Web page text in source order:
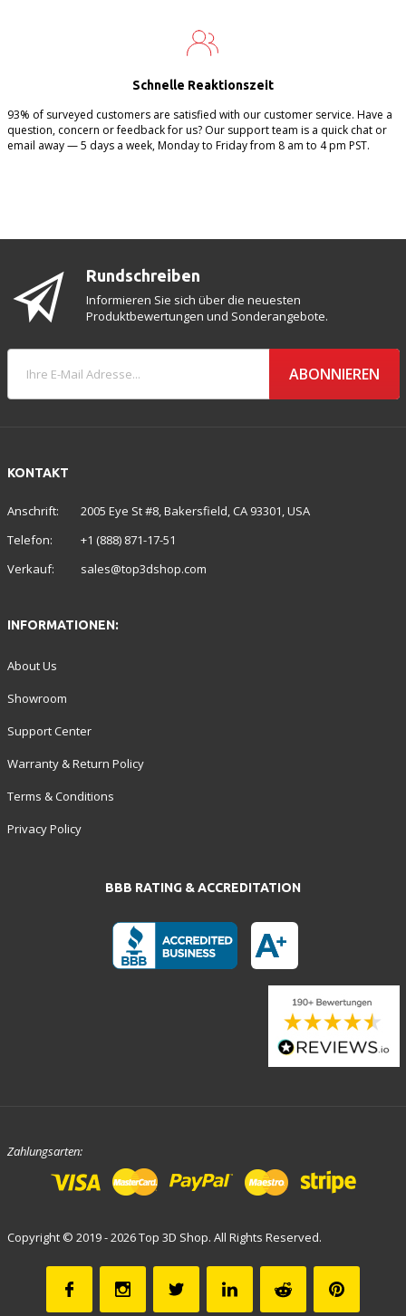
Schnelle Reaktionszeit
93% of surveyed customers are satisfied with our customer service. Have a
question, concern or feedback for us? Our support team is a quick chat or
email away — 5 days a week, Monday to Friday from 8 am to 4 pm PST.
KONTAKT
Anschrift:
2005 Eye St #8, Bakersfield, CA 93301, USA
Telefon:
+1 (888) 871-17-51
Verkauf:
sales@top3dshop.com
Rundschreiben
Informieren Sie sich über die neuesten
Produktbewertungen und Sonderangebote.
ABONNIEREN
INFORMATIONEN:
About Us
Showroom
Support Center
Warranty & Return Policy
Terms & Conditions
Privacy Policy
BBB RATING & ACCREDITATION
Zahlungsarten:
Copyright © 2019 - 2026 Top 3D Shop. All Rights Reserved.